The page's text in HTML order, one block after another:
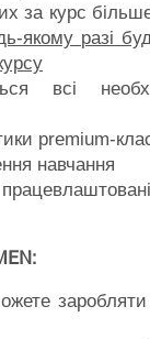
за курс
якому разі
всі
premium-
навчання
:
заробляти